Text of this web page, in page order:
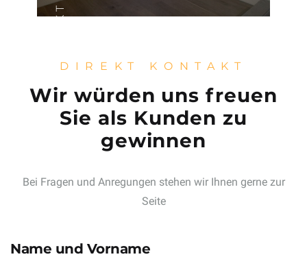
PROJEKTDIREKT KONTAKT
Wir würden uns freuen
Sie als Kunden zu
gewinnen
Bei Fragen und Anregungen stehen wir Ihnen gerne zur
Seite
Name und Vorname